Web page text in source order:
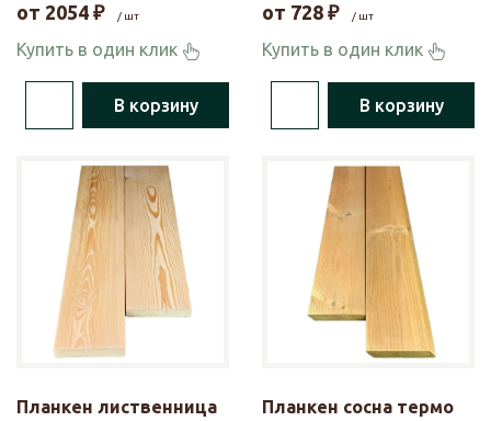
от 2054 ₽ / шт
Купить в один клик
В корзину
от 728 ₽ / шт
Купить в один клик
В корзину
Планкен лиственница Планкен сосна термо